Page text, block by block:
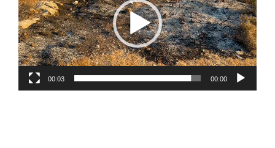
00:00
00:03